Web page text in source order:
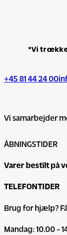
*Vi
+45 81 44 24 00
Vi samarbejder
ÅBNINGSTIDER
Varer bestilt på
TELEFONTIDER
Brug for hjælp?
Mandag: 10.00 -